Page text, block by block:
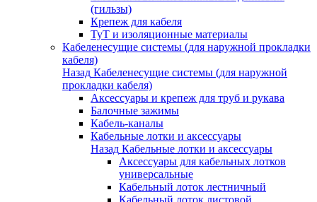
(гильзы)
Крепеж для кабеля
ТуТ и изоляционные материалы
Кабеленесущие системы (для наружной прокладки
кабеля)
Назад Кабеленесущие системы (для наружной
прокладки кабеля)
Аксессуары и крепеж для труб и рукава
Балочные зажимы
Кабель-каналы
Кабельные лотки и аксессуары
Назад Кабельные лотки и аксессуары
Аксессуары для кабельных лотков
универсальные
Кабельный лоток лестничный
Кабельный лоток листовой